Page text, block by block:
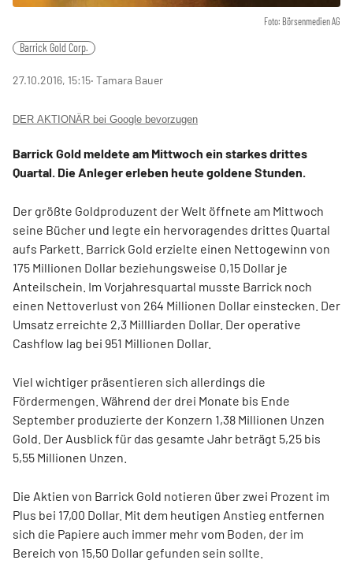
Foto: Börsenmedien AG
Barrick Gold Corp.
27.10.2016, 15:15‧ Tamara Bauer
DER AKTIONÄR bei Google bevorzugen
Barrick Gold meldete am Mittwoch ein starkes drittes
Quartal. Die Anleger erleben heute goldene Stunden.
Der größte Goldproduzent der Welt öffnete am Mittwoch
seine Bücher und legte ein hervoragendes drittes Quartal
aufs Parkett. Barrick Gold erzielte einen Nettogewinn von
175 Millionen Dollar beziehungsweise 0,15 Dollar je
Anteilschein. Im Vorjahresquartal musste Barrick noch
einen Nettoverlust von 264 Millionen Dollar einstecken. Der
Umsatz erreichte 2,3 Millliarden Dollar. Der operative
Cashflow lag bei 951 Millionen Dollar.
Viel wichtiger präsentieren sich allerdings die
Fördermengen. Während der drei Monate bis Ende
September produzierte der Konzern 1,38 Millionen Unzen
Gold. Der Ausblick für das gesamte Jahr beträgt 5,25 bis
5,55 Millionen Unzen.
Die Aktien von Barrick Gold notieren über zwei Prozent im
Plus bei 17,00 Dollar. Mit dem heutigen Anstieg entfernen
sich die Papiere auch immer mehr vom Boden, der im
Bereich von 15,50 Dollar gefunden sein sollte.